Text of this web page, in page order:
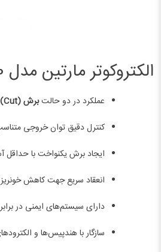
الکتروکوتر مارتین مدل 930
عملکرد در دو حالتبرش (Cut)
کنترل دقیق توان خروجی
ایجاد برش یکنواخت با حداقل
انعقاد سریع جهت کاهش
دارای سیستم‌های ایمنی در
سازگار با هندپیس‌ها و